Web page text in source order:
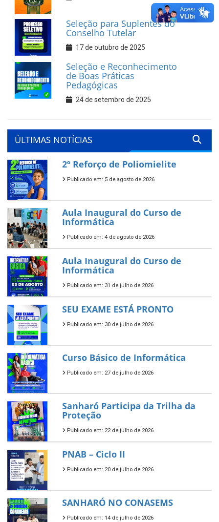
Seleção para Suplentes do
Conselho Tutelar
17 de outubro de 2025
Seleção e Reconhecimento
de Boas Práticas
Pedagógicas
24 de setembro de 2025
ÚLTIMAS NOTÍCIAS
2º Reforço de Poliomielite
Publicado em: 5 de agosto de 2026
Aula Inaugural do Curso de
Informática
Publicado em: 4 de agosto de 2026
Aula Inaugural do Curso de
Informática
Publicado em: 31 de julho de 2026
SEU EXAME ESTÁ PRONTO
Publicado em: 30 de julho de 2026
Curso Básico de Informática
Publicado em: 27 de julho de 2026
Sanharó Participa da Trilha da
Proteção
Publicado em: 22 de julho de 2026
PNAB – Ciclo II
Publicado em: 20 de julho de 2026
SANHARÓ NO CONASEMS
Publicado em: 14 de julho de 2026